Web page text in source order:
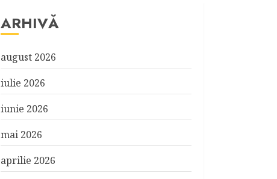
ARHIVĂ
august 2026
iulie 2026
iunie 2026
mai 2026
aprilie 2026